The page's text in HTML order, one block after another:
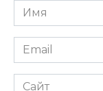
Имя
*
Email
*
Сайт